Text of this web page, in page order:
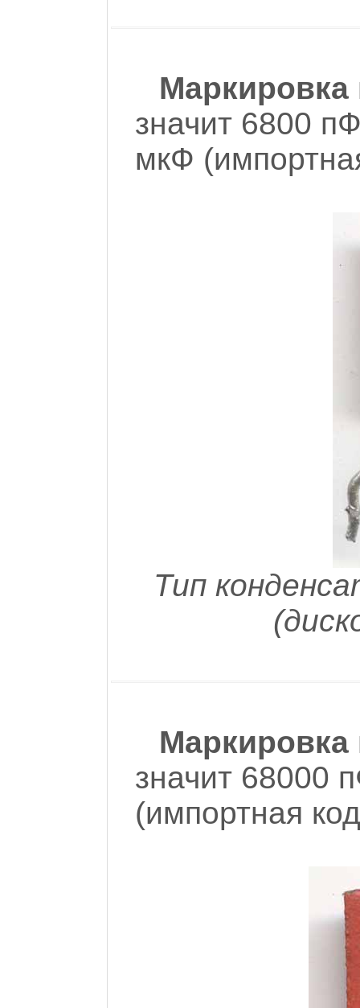
Маркировка
значит 6800
мкФ
Тип
Маркировка
значит 68000
(импортная